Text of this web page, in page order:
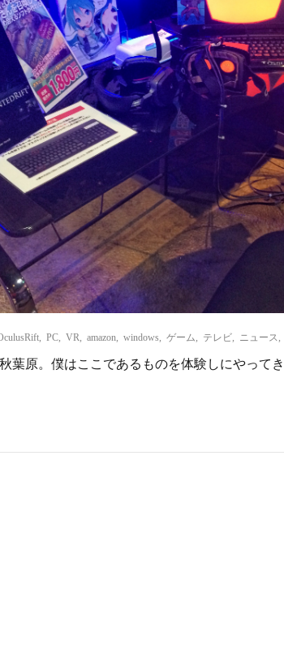
PC VR amazon windows ゲーム テレビ ニュース
葉原。僕はここであるものを体験しにやってき